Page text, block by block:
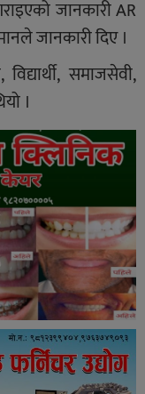
जानकारी AR
जानकारी दिए ।
समाजसेवी,
।